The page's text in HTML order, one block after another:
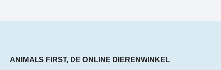
ANIMALS FIRST, DE ONLINE DIERENWINKEL